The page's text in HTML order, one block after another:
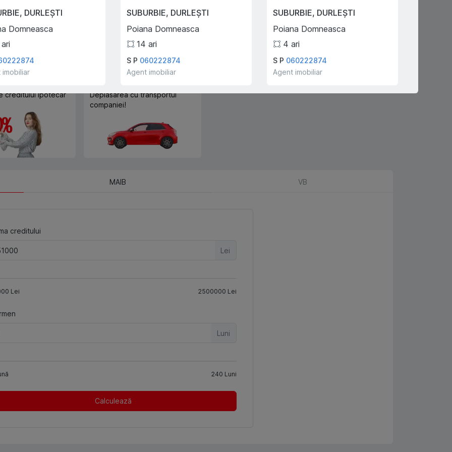
Trade-In
Trade-In, vă ajutăm să
cumpărați acest apartament în
creditului ipotecar
Deplasarea cu transportul
companiei!
MAIB VB
creditului
Lei
Lei 2500000 Lei
Luni
240 Luni
Calculează
, DURLEȘTI
Domneasca
ari
imobiliar
SUBURBIE, DURLEȘTI
Poiana Domneasca
14 ari
S P 060222874
Agent imobiliar
SUBURBIE, DURLEȘTI
Poiana Domneasca
4 ari
S P 060222874
Agent imobiliar